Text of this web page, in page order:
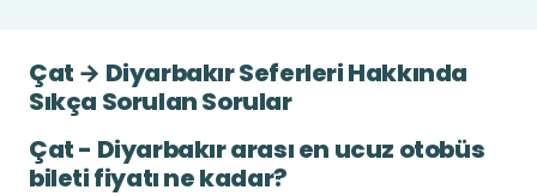
Çat → Diyarbakır Seferleri Hakkında
Sıkça Sorulan Sorular
Çat - Diyarbakır arası en ucuz otobüs
bileti fiyatı ne kadar?